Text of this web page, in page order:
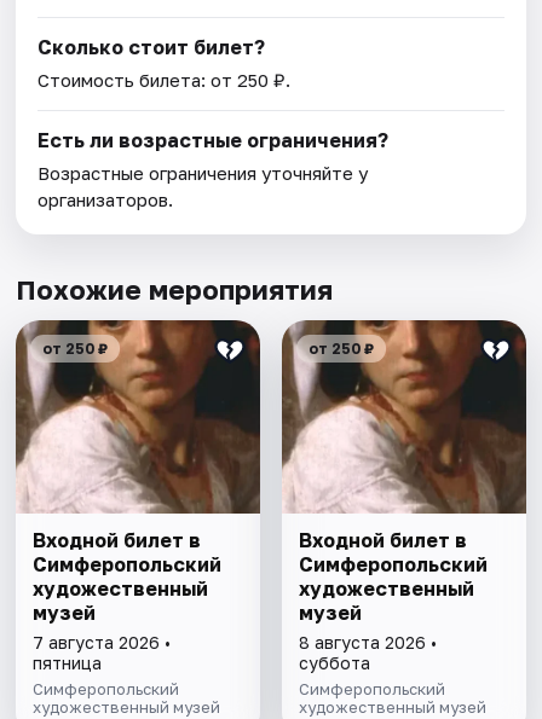
Сколько стоит билет?
Стоимость билета: от 250 ₽.
Есть ли возрастные ограничения?
Возрастные ограничения уточняйте у
организаторов.
Похожие мероприятия
от 250 ₽
Входной билет в
Симферопольский
художественный
музей
7 августа 2026 •
пятница
Симферопольский
художественный музей
от 250 ₽
Входной билет в
Симферопольский
художественный
музей
8 августа 2026 •
суббота
Симферопольский
художественный музей